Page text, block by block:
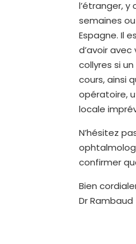
l’étranger, y
semaines
Espagne. Il
d’avoir
collyres si
cours, ainsi
opératoire,
locale
N’hésitez
confirmer
Bien
Dr Rambaud